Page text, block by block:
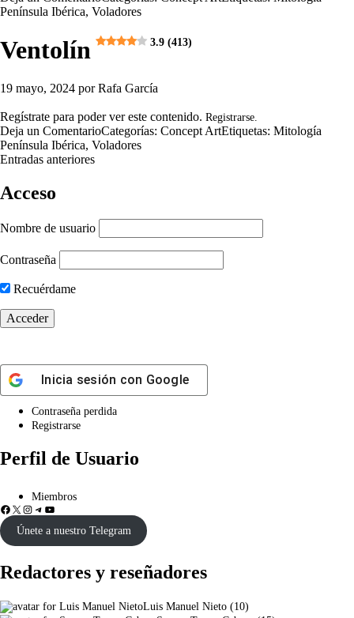
Península Ibérica, Voladores
Ventolín 3.9 (413)
19 mayo, 2024 porRafa García
Regístrate para poder ver este contenido. Registrarse.
Deja un ComentarioCategorías: Concept ArtEtiquetas: Mitología
Península Ibérica, Voladores
Entradas anteriores
Acceso
Nombre de usuario
Contraseña
Recuérdame
Inicia sesión con Google
Contraseña perdida
Registrarse
Perfil de Usuario
Miembros
Únete a nuestro Telegram
Redactores y reseñadores
Luis Manuel Nieto (10)